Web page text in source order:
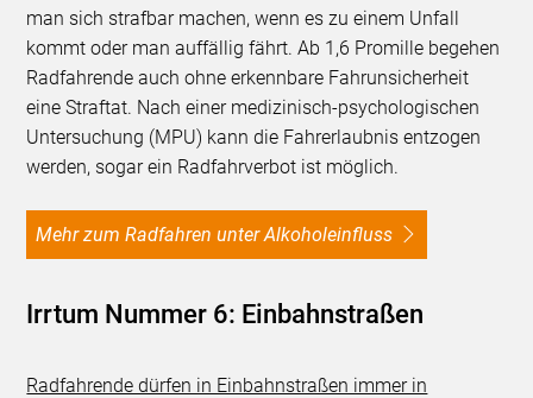
man sich strafbar machen, wenn es zu einem Unfall
kommt oder man auffällig fährt. Ab 1,6 Promille begehen
Radfahrende auch ohne erkennbare Fahrunsicherheit
eine Straftat. Nach einer medizinisch-psychologischen
Untersuchung (MPU) kann die Fahrerlaubnis entzogen
werden, sogar ein Radfahrverbot ist möglich.
Mehr zum Radfahren unter Alkoholeinfluss
Irrtum Nummer 6: Einbahnstraßen
Radfahrende dürfen in Einbahnstraßen immer in